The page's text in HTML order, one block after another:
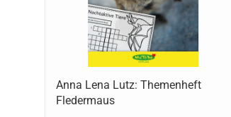
Anna Lena Lutz: Themenheft
Fledermaus